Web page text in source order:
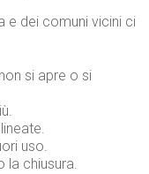
e dei comuni vicini ci
si apre o si
uso.
la chiusura.